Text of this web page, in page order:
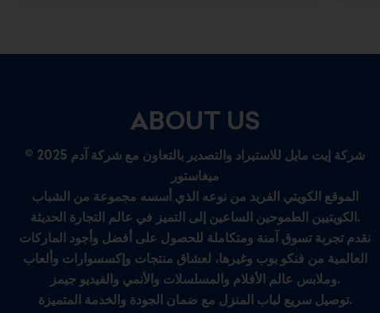
ABOUT US
© 2025 شركة إيت مايل للاستيراد والتصدير بالتعاون مع شركة آدم
ميغاستور
الموقع الكويتي الفريد من نوعه الذي أسسه مجموعة من الشباب
الكويتيين الطموحين الساعين إلى التميز في عالم التجارة الحديثة.
نقدم تجربة تسوق آمنة ومتكاملة للحصول على أفضل وأجود الماركات
العالمية من فنكو بوب وغيرها، لعشاق منتجات وإكسسوارات وألعاب
وملابس عالم الأفلام والمسلسلات والأنمي والفيديو جيمز.
توصيل سريع لباب المنزل مع ضمان الجودة والخدمة المتميزة.